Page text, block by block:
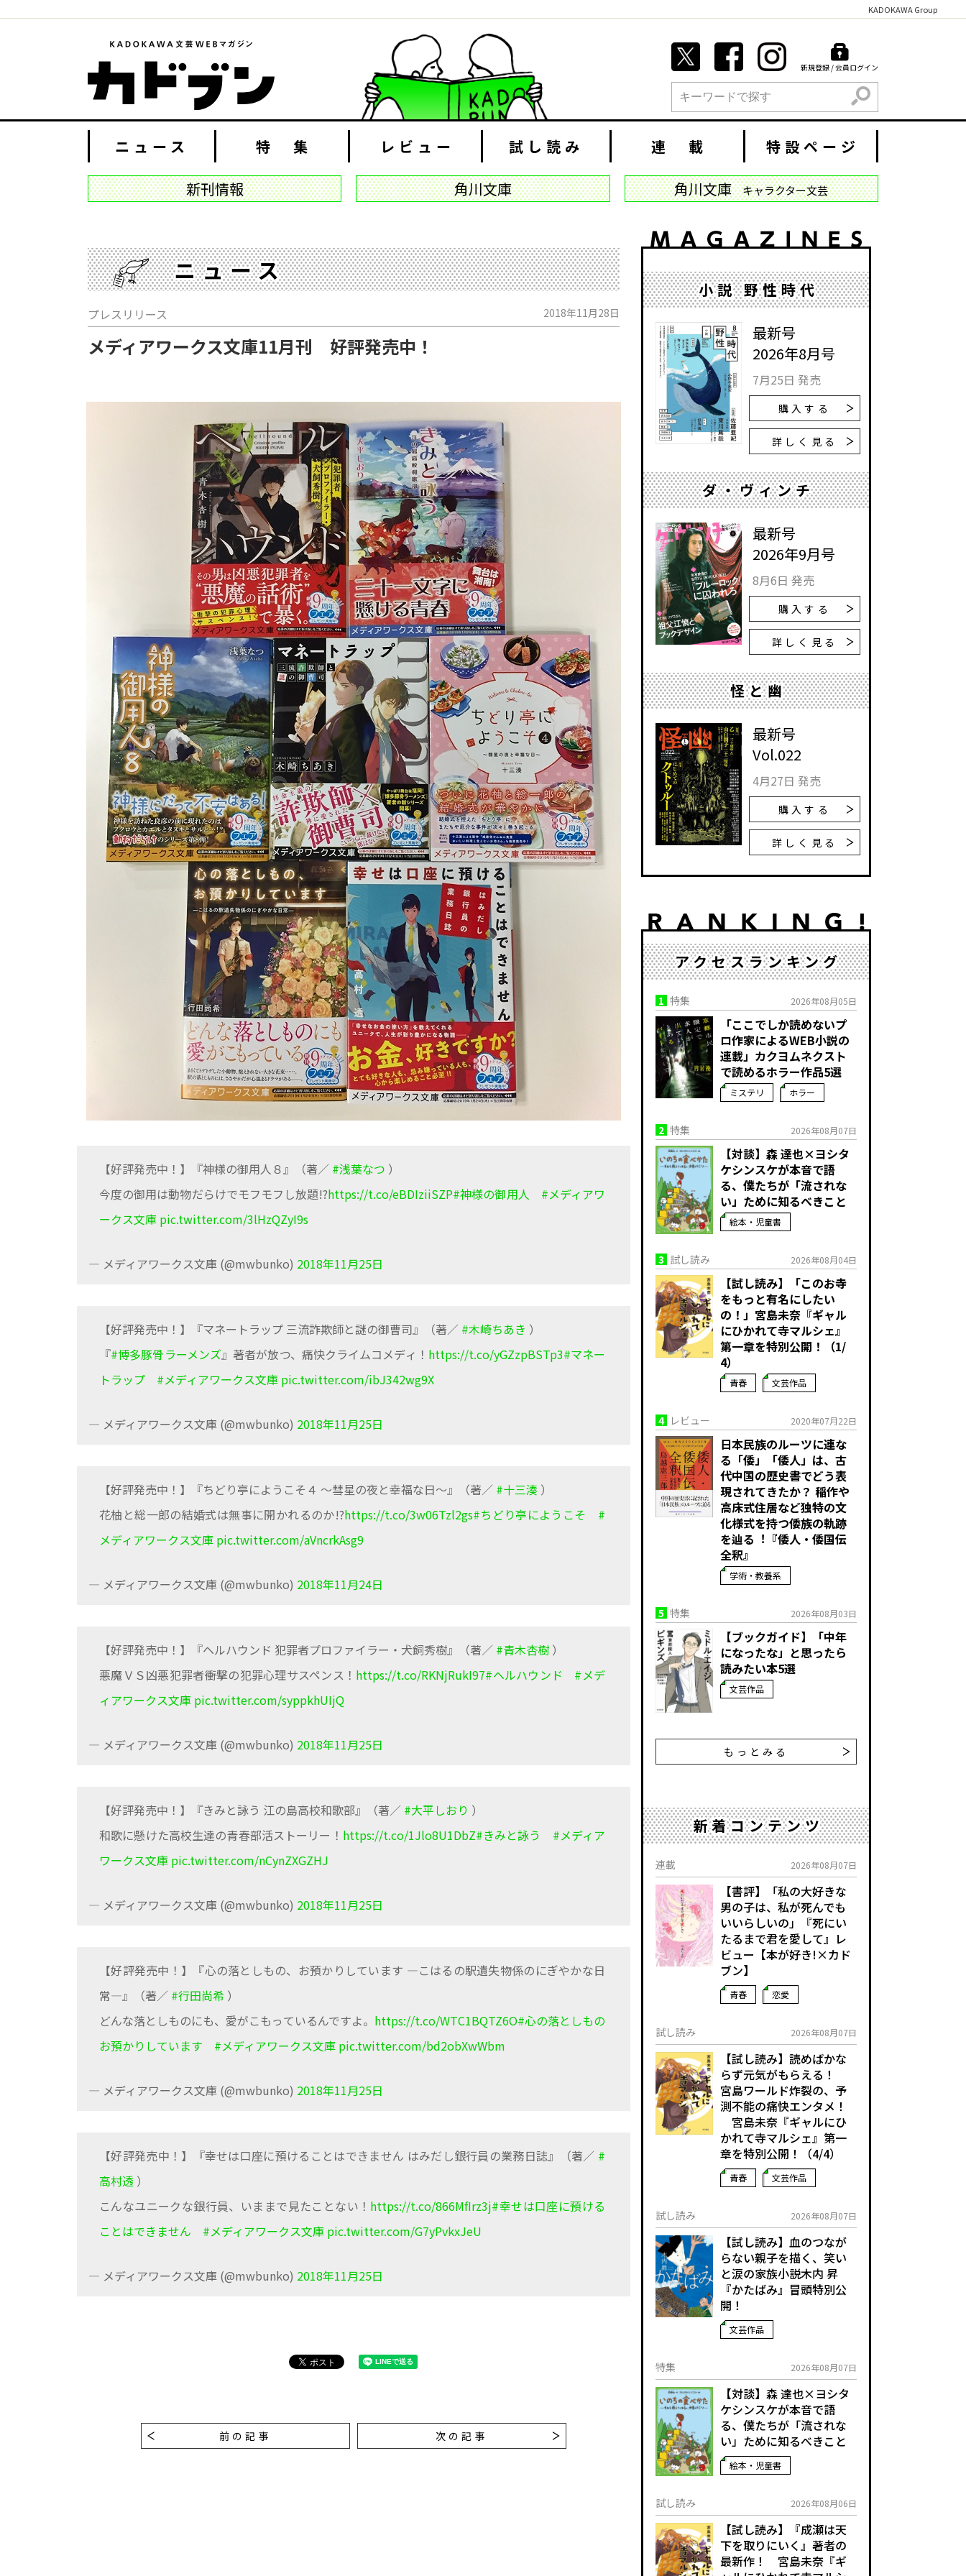
KADOKAWA Group
新規登録 / 会員ログイン
検索
ニュース 特 集 レビュー 試し読み 連 載 特設ページ
新刊情報 角川文庫 角川文庫 キャラクター文芸
ニュース
プレスリリース 2018年11月28日
メディアワークス文庫11月刊 好評発売中！
【好評発売中！】『神様の御用人８』（著／ #浅葉なつ ）
今度の御用は動物だらけでモフモフし放題!?https://t.co/eBDIziiSZP#神様の御用人
#メディアワ
ークス文庫 pic.twitter.com/3lHzQZyI9s
— メディアワークス文庫 (@mwbunko) 2018年11月25日
【好評発売中！】『マネートラップ 三流詐欺師と謎の御曹司』（著／ #木崎ちあき ）
『#博多豚骨ラーメンズ』著者が放つ、痛快クライムコメディ！ https://t.co/yGZzpBSTp3#マネー
トラップ
#メディアワークス文庫 pic.twitter.com/ibJ342wg9X
— メディアワークス文庫 (@mwbunko) 2018年11月25日
【好評発売中！】『ちどり亭にようこそ４ ～彗星の夜と幸福な日～』（著／ #十三湊 ）
花柚と総一郎の結婚式は無事に開かれるのか!?https://t.co/3w06Tzl2gs#ちどり亭にようこそ
#
メディアワークス文庫 pic.twitter.com/aVncrkAsg9
— メディアワークス文庫 (@mwbunko) 2018年11月24日
【好評発売中！】『ヘルハウンド 犯罪者プロファイラー・犬飼秀樹』（著／ #青木杏樹 ）
悪魔ＶＳ凶悪犯罪者――衝撃の犯罪心理サスペンス！ https://t.co/RKNjRukI97#ヘルハウンド
#メデ
ィアワークス文庫 pic.twitter.com/syppkhUIjQ
— メディアワークス文庫 (@mwbunko) 2018年11月25日
【好評発売中！】『きみと詠う 江の島高校和歌部』（著／ #大平しおり ）
和歌に懸けた高校生達の青春部活ストーリー！ https://t.co/1Jlo8U1DbZ#きみと詠う
#メディア
ワークス文庫 pic.twitter.com/nCynZXGZHJ
— メディアワークス文庫 (@mwbunko) 2018年11月25日
【好評発売中！】『心の落としもの、お預かりしています ―こはるの駅遺失物係のにぎやかな日
常―』（著／ #行田尚希 ）
どんな落としものにも、愛がこもっているんですよ。 https://t.co/WTC1BQTZ6O#心の落としもの
お預かりしています
#メディアワークス文庫 pic.twitter.com/bd2obXwWbm
— メディアワークス文庫 (@mwbunko) 2018年11月25日
【好評発売中！】『幸せは口座に預けることはできません はみだし銀行員の業務日誌』（著／ #
高村透 ）
こんなユニークな銀行員、いままで見たことない！ https://t.co/866MfIrz3j#幸せは口座に預ける
ことはできません
#メディアワークス文庫 pic.twitter.com/G7yPvkxJeU
— メディアワークス文庫 (@mwbunko) 2018年11月25日
前の記事 次の記事
小説 野性時代
最新号
2026年8月号
7月25日 発売
購入する
詳しく見る
ダ・ヴィンチ
最新号
2026年9月号
8月6日 発売
購入する
詳しく見る
怪と幽
最新号
Vol.022
4月27日 発売
購入する
詳しく見る
アクセスランキング
1 特集 2026年08月05日
「ここでしか読めないプ
ロ作家によるWEB小説の
連載」――カクヨムネクスト
で読めるホラー作品5選
ミステリ ホラー
2 特集 2026年08月07日
【対談】森 達也×ヨシタ
ケシンスケが本音で語
る、僕たちが「流されな
い」ために知るべきこと
絵本・児童書
3 試し読み 2026年08月04日
【試し読み】「このお寺
をもっと有名にしたい
の！」宮島未奈『ギャル
にひかれて寺マルシェ』
第一章を特別公開！（1/
4）
青春 文芸作品
4 レビュー 2020年07月22日
日本民族のルーツに連な
る「倭」「倭人」は、古
代中国の歴史書でどう表
現されてきたか？ 稲作や
高床式住居など独特の文
化様式を持つ倭族の軌跡
を辿る︕『倭人・倭国伝
全釈』
学術・教養系
5 特集 2026年08月03日
【ブックガイド】「中年
になったな」と思ったら
読みたい本5選
文芸作品
もっとみる
新着コンテンツ
連載 2026年08月07日
【書評】「私の大好きな
男の子は、私が死んでも
いいらしいの」――『死にい
たるまで君を愛して』レ
ビュー【本が好き!×カド
ブン】
青春 恋愛
試し読み 2026年08月07日
【試し読み】読めばかな
らず元気がもらえる！
宮島ワールド炸裂の、予
測不能の痛快エンタメ！
宮島未奈『ギャルにひ
かれて寺マルシェ』第一
章を特別公開！（4/4）
青春 文芸作品
試し読み 2026年08月07日
【試し読み】血のつなが
らない親子を描く、笑い
と涙の家族小説――木内 昇
『かたばみ』冒頭特別公
開！
文芸作品
特集 2026年08月07日
【対談】森 達也×ヨシタ
ケシンスケが本音で語
る、僕たちが「流されな
い」ために知るべきこと
絵本・児童書
試し読み 2026年08月06日
【試し読み】『成瀬は天
下を取りにいく』著者の
最新作！ 宮島未奈『ギ